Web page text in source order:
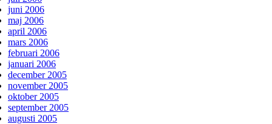
juni 2006
maj 2006
april 2006
mars 2006
februari 2006
januari 2006
december 2005
november 2005
oktober 2005
september 2005
augusti 2005